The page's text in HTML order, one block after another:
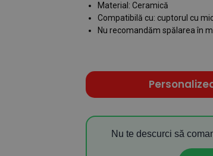
Material: Ceramică
Compatibilă cu: cuptorul cu
Nu recomandăm spălarea în
Nu te descurci să